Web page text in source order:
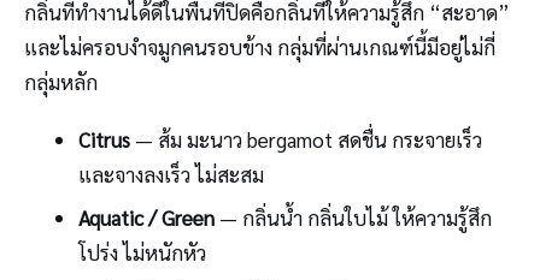
กลิ่นที่ทำงานได้ดีในพื้นที่ปิดคือกลิ่นที่ให้ความรู้สึก “สะอาด”
และไม่ครอบงำจมูกคนรอบข้าง กลุ่มที่ผ่านเกณฑ์นี้มีอยู่ไม่กี่
กลุ่มหลัก
Citrus— ส้ม มะนาว bergamot สดชื่น กระจายเร็ว
และจางลงเร็ว ไม่สะสม
Aquatic / Green— กลิ่นน้ำ กลิ่นใบไม้ ให้ความรู้สึก
โปร่ง ไม่หนักหัว